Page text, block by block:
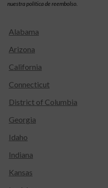
nuestra política de reembolso.
Alabama
Arizona
California
Connecticut
District of Columbia
Georgia
Idaho
Indiana
Kansas